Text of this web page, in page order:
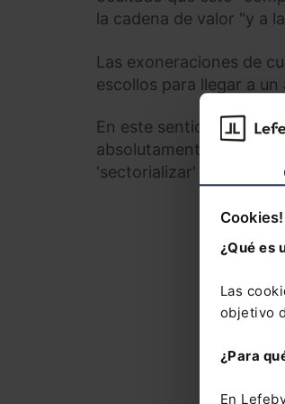
¿Qué es
Las
objetivo
¿Para
En
la cadena de valor "y a
Las exoneraciones de
escollos para llegar a
En este sentido, el
absolutamente
'sectorializar' los ERTE